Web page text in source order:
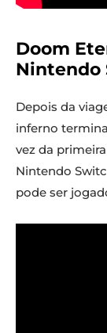
Doom
Nintendo
Depois da
inferno
vez da
Nintendo
pode ser